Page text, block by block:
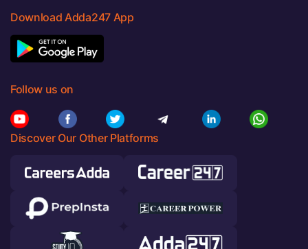
Download Adda247 App
Follow us on
Discover Our Other Platforms